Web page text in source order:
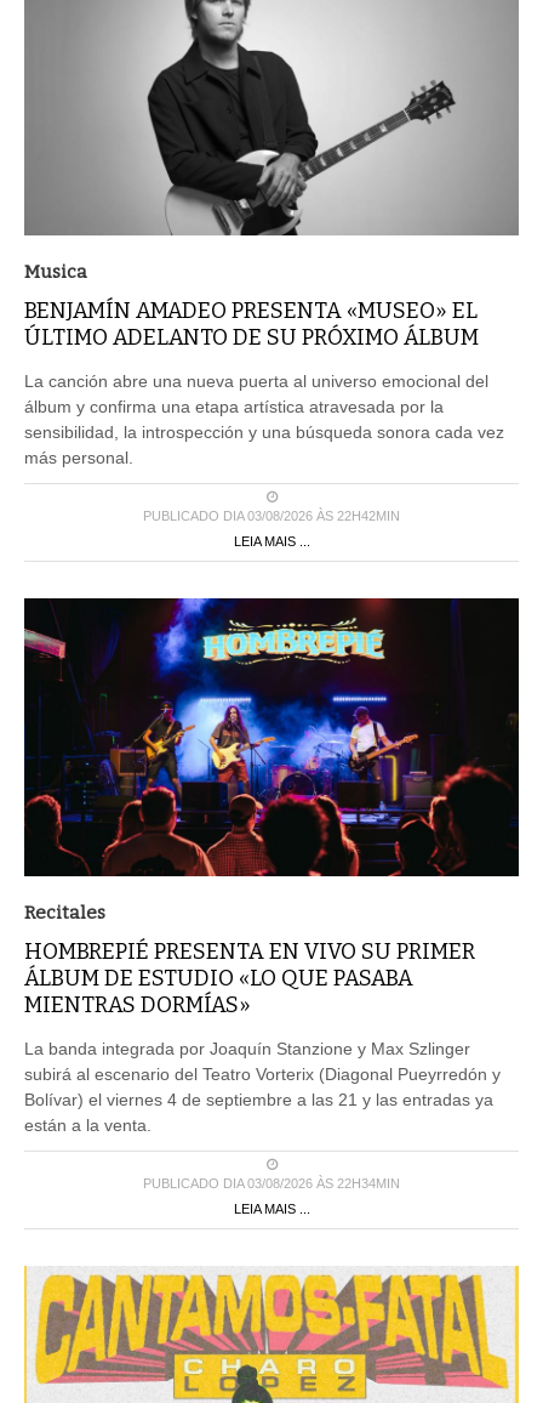
Musica
BENJAMÍN AMADEO PRESENTA «MUSEO» EL
ÚLTIMO ADELANTO DE SU PRÓXIMO ÁLBUM
La canción abre una nueva puerta al universo emocional del
álbum y confirma una etapa artística atravesada por la
sensibilidad, la introspección y una búsqueda sonora cada vez
más personal.
PUBLICADO DIA 03/08/2026 ÀS 22H42MIN
LEIA MAIS ...
Recitales
HOMBREPIÉ PRESENTA EN VIVO SU PRIMER
ÁLBUM DE ESTUDIO «LO QUE PASABA
MIENTRAS DORMÍAS»
La banda integrada por Joaquín Stanzione y Max Szlinger
subirá al escenario del Teatro Vorterix (Diagonal Pueyrredón y
Bolívar) el viernes 4 de septiembre a las 21 y las entradas ya
están a la venta.
PUBLICADO DIA 03/08/2026 ÀS 22H34MIN
LEIA MAIS ...